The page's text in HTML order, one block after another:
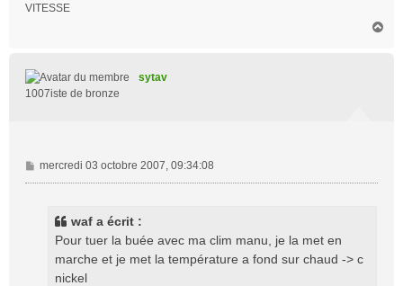
VITESSE
sytav
1007iste de bronze
M
e
mercredi 03 octobre 2007, 09:34:08
waf a écrit :
Pour tuer la buée avec ma clim manu, je la met en
marche et je met la température a fond sur chaud -> c
nickel